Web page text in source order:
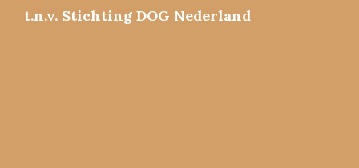
t.n.v. Stichting DOG Nederland